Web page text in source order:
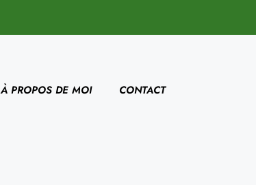
À PROPOS DE MOI CONTACT